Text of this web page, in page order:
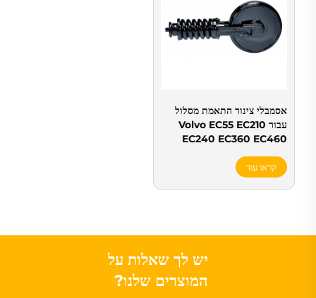
אסמבלי צינור התאמת מסלול
עבור Volvo EC55 EC210
EC240 EC360 EC460
קראו עוד
יש לך שאלות על
המוצרים שלנו?